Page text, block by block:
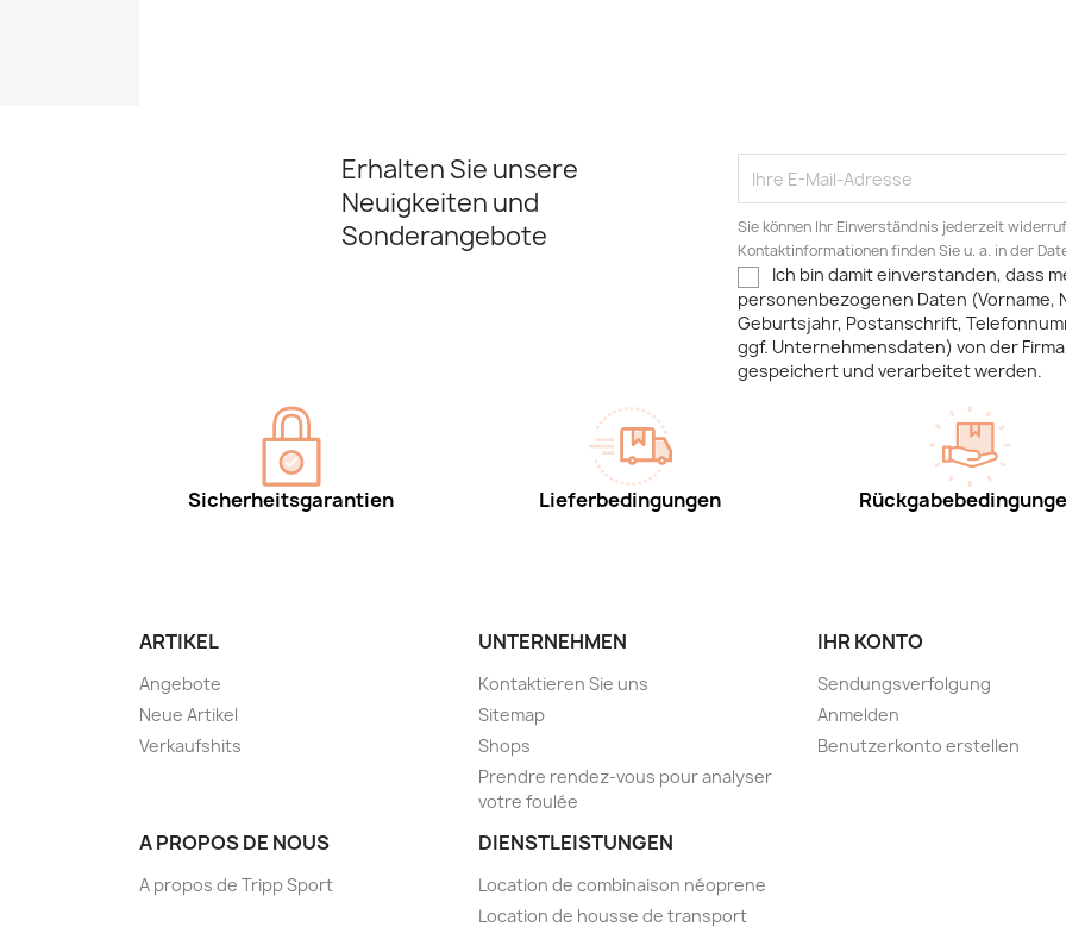
Erhalten Sie unsere
Neuigkeiten und
Sonderangebote
Sie können Ihr Einverständnis jederzeit
Kontaktinformationen finden Sie u. a. in der
Ich bin damit einverstanden, dass
personenbezogenen Daten (Vorname,
Geburtsjahr, Postanschrift,
ggf. Unternehmensdaten) von der
gespeichert und verarbeitet werden.
Sicherheitsgarantien Lieferbedingungen
ARTIKEL
Angebote
Neue Artikel
Verkaufshits
UNTERNEHMEN
Kontaktieren Sie uns
Sitemap
Shops
Prendre rendez-vous pour analyser
votre foulée
A PROPOS DE NOUS
A propos de Tripp Sport
DIENSTLEISTUNGEN
Location de combinaison néoprene
Location de housse de transport
IHR KONTO
Sendungsverfolgung
Anmelden
Benutzerkonto erstellen